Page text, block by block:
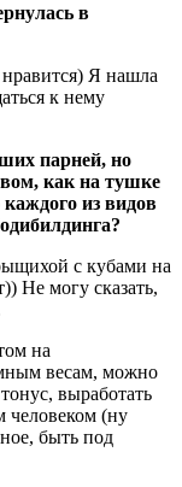
в
Я нашла
к нему
парней, но
как на тушке
каждого из видов
с кубами на
Не могу сказать,
на
весам, можно
выработать
человеком (ну
быть под